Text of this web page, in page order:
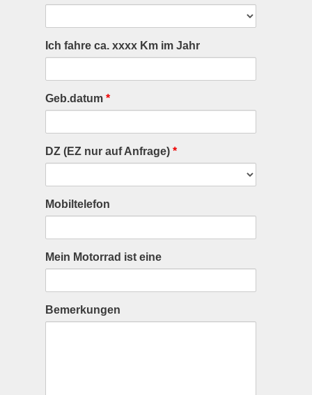
Ich fahre ca. xxxx Km im Jahr
Geb.datum *
DZ (EZ nur auf Anfrage) *
Mobiltelefon
Mein Motorrad ist eine
Bemerkungen